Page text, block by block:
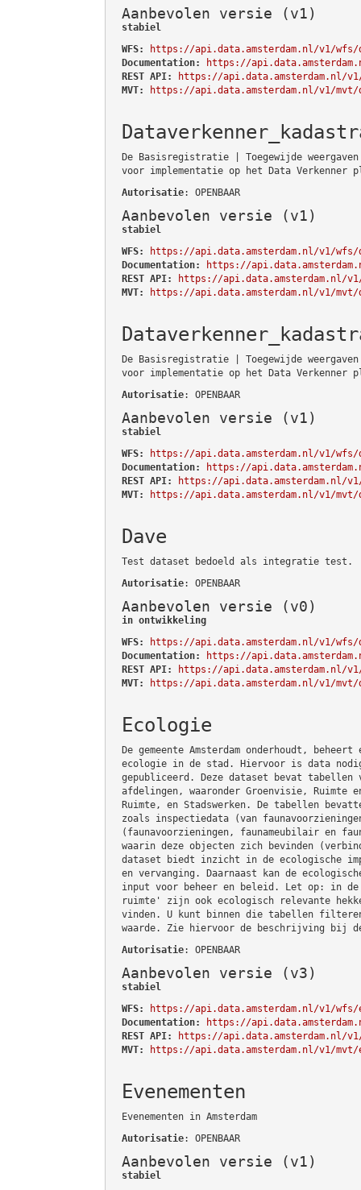
Aanbevolen versie (v1)
stabiel
WFS:
https://api.data.amsterdam.nl/v1/wfs/
Documentation:
https://
REST API:
https://api.data.amsterdam.nl/v1/
MVT:
https://api.data.amsterdam.nl/v1/mvt/
De Basisregistratie | Toegewijde
voor implementatie op het Data Verkenner
Autorisatie: OPENBAAR
Aanbevolen versie (v1)
stabiel
WFS:
https://api.data.amsterdam.nl/v1/wfs/
Documentation:
https://
REST API:
https://api.data.amsterdam.nl/
MVT:
https://api.data.amsterdam.nl/v1/
De Basisregistratie | Toegewijde
voor implementatie op het Data Verkenner
Autorisatie: OPENBAAR
Aanbevolen versie (v1)
stabiel
WFS:
https://api.data.amsterdam.nl/v1/wfs/
Documentation:
https://
REST API:
https://api.data.amsterdam.nl/
MVT:
https://api.data.amsterdam.nl/v1/mvt/
Dave
Test dataset bedoeld als integratie test.
Autorisatie: OPENBAAR
Aanbevolen versie (v0)
in ontwikkeling
WFS:
https://api.data.amsterdam.nl/v1/wfs/
Documentation:
https://
REST API:
https://api.data.amsterdam.nl/
MVT:
https://api.data.amsterdam.nl/v1/mvt/
Ecologie
De gemeente Amsterdam onderhoudt,
ecologie in de stad. Hiervoor is data
gepubliceerd. Deze dataset bevat tabellen
afdelingen, waaronder Groenvisie, Ruimte
Ruimte, en Stadswerken. De tabellen
zoals inspectiedata (van
(faunavoorzieningen, faunameubilair en
waarin deze objecten zich bevinden
dataset biedt inzicht in de ecologische
en vervanging. Daarnaast kan de
input voor beheer en beleid. Let op: in de
ruimte' zijn ook ecologisch relevante
vinden. U kunt binnen die tabellen
waarde. Zie hiervoor de beschrijving bij
Autorisatie: OPENBAAR
Aanbevolen versie (v3)
stabiel
WFS:
https://api.data.amsterdam.nl/v1/wfs/
Documentation:
https://
REST API:
https://api.data.amsterdam.nl/
MVT:
https://api.data.amsterdam.nl/v1/mvt/
Evenementen
Evenementen in Amsterdam
Autorisatie: OPENBAAR
Aanbevolen versie (v1)
stabiel